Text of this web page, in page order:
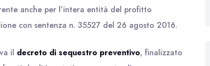
anche per l’intera entità del profitto
con sentenza n. 35527 del 26 agosto 2016.
il decreto di sequestro preventivo, finalizzato